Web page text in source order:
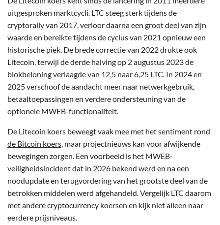
uitgesproken marktcycli. LTC steeg sterk tijdens de
cryptorally van 2017, verloor daarna een groot deel van zijn
waarde en bereikte tijdens de cyclus van 2021 opnieuw een
historische piek. De brede correctie van 2022 drukte ook
Litecoin, terwijl de derde halving op 2 augustus 2023 de
blokbeloning verlaagde van 12,5 naar 6,25 LTC. In 2024 en
2025 verschoof de aandacht meer naar netwerkgebruik,
betaaltoepassingen en verdere ondersteuning van de
optionele MWEB-functionaliteit.
De Litecoin koers beweegt vaak mee met het sentiment rond
de Bitcoin koers, maar projectnieuws kan voor afwijkende
bewegingen zorgen. Een voorbeeld is het MWEB-
veiligheidsincident dat in 2026 bekend werd en na een
noodupdate en terugvordering van het grootste deel van de
betrokken middelen werd afgehandeld. Vergelijk LTC daarom
met anderecryptocurrency koersen en kijk niet alleen naar
eerdere prijsniveaus.